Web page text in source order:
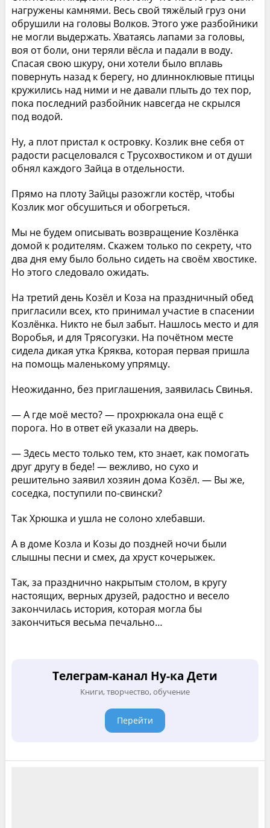
нагружены камнями. Весь свой тяжёлый груз они
обрушили на головы Волков. Этого уже разбойники
не могли выдержать. Хватаясь лапами за головы,
воя от боли, они теряли вёсла и падали в воду.
Спасая свою шкуру, они хотели было вплавь
повернуть назад к берегу, но длинноклювые птицы
кружились над ними и не давали плыть до тех пор,
пока последний разбойник навсегда не скрылся
под водой.
Ну, а плот пристал к островку. Козлик вне себя от
радости расцеловался с Трусохвостиком и от души
обнял каждого Зайца в отдельности.
Прямо на плоту Зайцы разожгли костёр, чтобы
Козлик мог обсушиться и обогреться.
Мы не будем описывать возвращение Козлёнка
домой к родителям. Скажем только по секрету, что
два дня ему было больно сидеть на своём хвостике.
Но этого следовало ожидать.
На третий день Козёл и Коза на праздничный обед
пригласили всех, кто принимал участие в спасении
Козлёнка. Никто не был забыт. Нашлось место и для
Воробья, и для Трясогузки. На почётном месте
сидела дикая утка Кряква, которая первая пришла
на помощь маленькому упрямцу.
Неожиданно, без приглашения, заявилась Свинья.
— А где моё место? — прохрюкала она ещё с
порога. Но в ответ ей указали на дверь.
— Здесь место только тем, кто знает, как помогать
друг другу в беде! — вежливо, но сухо и
решительно заявил хозяин дома Козёл. — Вы же,
соседка, поступили по-свински?
Так Хрюшка и ушла не солоно хлебавши.
А в доме Козла и Козы до поздней ночи были
слышны песни и смех, да хруст кочерыжек.
Так, за празднично накрытым столом, в кругу
настоящих, верных друзей, радостно и весело
закончилась история, которая могла бы
закончиться весьма печально…
Телеграм-канал Ну-ка Дети
Книги, творчество, обучение
Перейти